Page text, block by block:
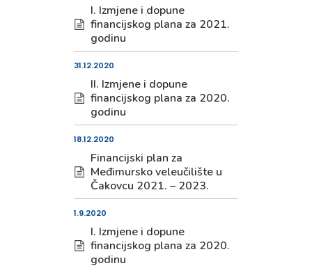
I. Izmjene i dopune
financijskog plana za 2021.
godinu
31.12.2020
II. Izmjene i dopune
financijskog plana za 2020.
godinu
18.12.2020
Financijski plan za
Međimursko veleučilište u
Čakovcu 2021. – 2023.
1.9.2020
I. Izmjene i dopune
financijskog plana za 2020.
godinu